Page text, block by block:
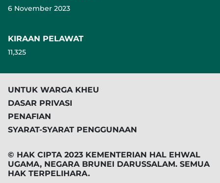
6 November 2023
KIRAAN PELAWAT
11,325
UNTUK WARGA KHEU
DASAR PRIVASI
PENAFIAN
SYARAT-SYARAT PENGGUNAAN
© HAK CIPTA 2023 KEMENTERIAN HAL EHWAL
UGAMA, NEGARA BRUNEI DARUSSALAM. SEMUA
HAK TERPELIHARA.